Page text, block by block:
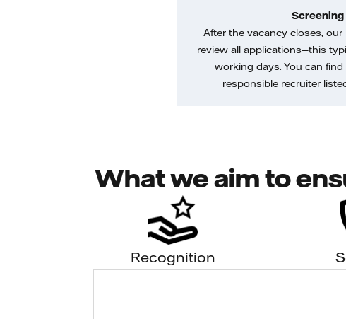
Screening
After the vacancy closes, our
review all applications—this
working days. You can
responsible recruiter
What we aim to
Recognition